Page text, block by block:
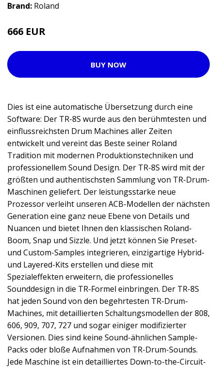
Brand: Roland
666 EUR
BUY NOW
Dies ist eine automatische Übersetzung durch eine
Software: Der TR-8S wurde aus den berühmtesten und
einflussreichsten Drum Machines aller Zeiten
entwickelt und vereint das Beste seiner Roland
Tradition mit modernen Produktionstechniken und
professionellem Sound Design. Der TR-8S wird mit der
größten und authentischsten Sammlung von TR-Drum-
Maschinen geliefert. Der leistungsstarke neue
Prozessor verleiht unseren ACB-Modellen der nächsten
Generation eine ganz neue Ebene von Details und
Nuancen und bietet Ihnen den klassischen Roland-
Boom, Snap und Sizzle. Und jetzt können Sie Preset-
und Custom-Samples integrieren, einzigartige Hybrid-
und Layered-Kits erstellen und diese mit
Spezialeffekten erweitern, die professionelles
Sounddesign in die TR-Formel einbringen. Der TR-8S
hat jeden Sound von den begehrtesten TR-Drum-
Machines, mit detaillierten Schaltungsmodellen der 808,
606, 909, 707, 727 und sogar einiger modifizierter
Versionen. Dies sind keine Sound-ähnlichen Sample-
Packs oder bloße Aufnahmen von TR-Drum-Sounds.
Jede Maschine ist ein detailliertes Down-to-the-Circuit-